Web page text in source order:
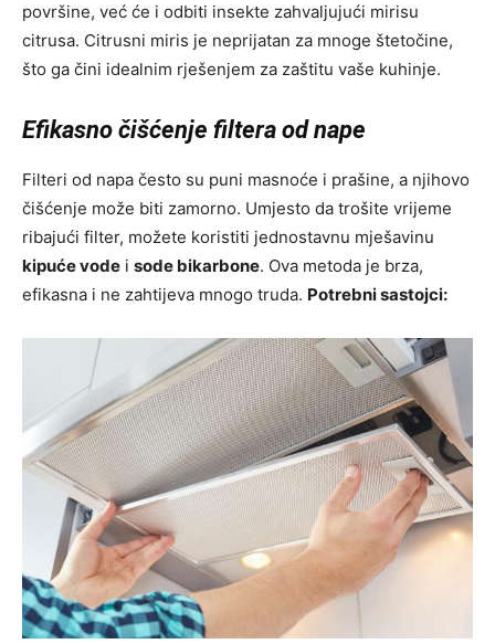
površine, već će i odbiti insekte zahvaljujući mirisu
citrusa. Citrusni miris je neprijatan za mnoge štetočine,
što ga čini idealnim rješenjem za zaštitu vaše kuhinje.
Efikasno čišćenje filtera od nape
Filteri od napa često su puni masnoće i prašine, a njihovo
čišćenje može biti zamorno. Umjesto da trošite vrijeme
ribajući filter, možete koristiti jednostavnu mješavinu
kipuće vode i sode bikarbone. Ova metoda je brza,
efikasna i ne zahtijeva mnogo truda. Potrebni sastojci: